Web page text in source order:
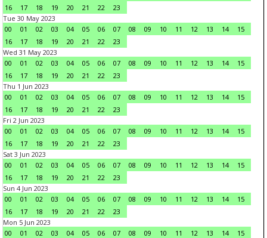
16
17 18 19 20 21 22
23
Tue 30 May 2023
00
01 02 03 04 05 06 07 08 09 10 11 12 13 14
15
16
17 18 19 20 21 22
23
Wed 31 May 2023
00
01 02 03 04 05 06 07 08 09 10 11 12 13 14
15
16
17 18 19 20 21 22
23
Thu 1 Jun 2023
00
01 02 03 04 05 06 07 08 09 10 11 12 13 14
15
16
17 18 19 20 21 22
23
Fri 2 Jun 2023
00
01 02 03 04 05 06 07 08 09 10 11 12 13 14
15
16
17 18 19 20 21 22
23
Sat 3 Jun 2023
00
01 02 03 04 05 06 07 08 09 10 11 12 13 14
15
16
17 18 19 20 21 22
23
Sun 4 Jun 2023
00
01 02 03 04 05 06 07 08 09 10 11 12 13 14
15
16
17 18 19 20 21 22
23
Mon 5 Jun 2023
00
01 02 03 04 05 06 07 08 09 10 11 12 13 14
15